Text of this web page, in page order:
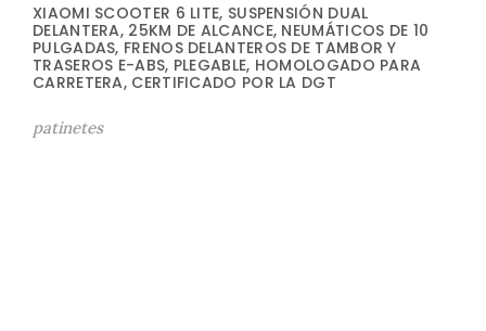
XIAOMI SCOOTER 6 LITE, SUSPENSIÓN DUAL
DELANTERA, 25KM DE ALCANCE, NEUMÁTICOS DE 10
PULGADAS, FRENOS DELANTEROS DE TAMBOR Y
TRASEROS E-ABS, PLEGABLE, HOMOLOGADO PARA
CARRETERA, CERTIFICADO POR LA DGT
patinetes